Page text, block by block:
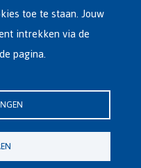
11 • F : +32-(0)2-213 44 22
toe te staan. Jouw
intrekken via de
pagina.